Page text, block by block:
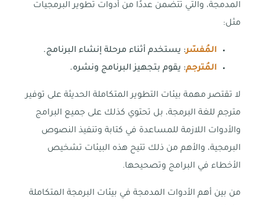
المدمجة، والتي تتضمن عددًا من أدوات تطوير البرمجيات
مثل:
المُفسّر: يستخدم أثناء مرحلة إنشاء البرنامج.
المُترجم: يقوم بتجهيز البرنامج ونشره.
لا تقتصر مهمة بيئات التطوير المتكاملة الحديثة على توفير
مترجم للغة البرمجة، بل تحتوي كذلك على جميع البرامج
والأدوات اللازمة للمساعدة في كتابة وتنفيذ النصوص
البرمجية، والأهم من ذلك تتيح هذه البيئات تشخيص
الأخطاء في البرامج وتصحيحها.
من بين أهم الأدوات المدمجة في بيئات البرمجة المتكاملة